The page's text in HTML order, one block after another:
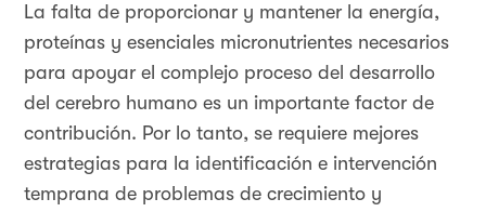
La falta de proporcionar y mantener la energía,
proteínas y esenciales micronutrientes necesarios
para apoyar el complejo proceso del desarrollo
del cerebro humano es un importante factor de
contribución. Por lo tanto, se requiere mejores
estrategias para la identificación e intervención
temprana de problemas de crecimiento y